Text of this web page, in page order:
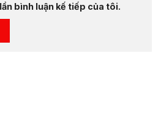
bình luận kế tiếp của tôi.